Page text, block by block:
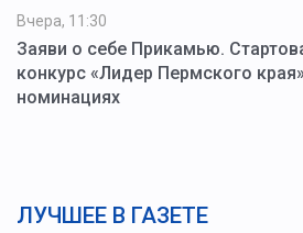
Вчера, 11:30
Заяви о себе Прикамью.
конкурс «Лидер Пермского
номинациях
ЛУЧШЕЕ В ГАЗЕТЕ